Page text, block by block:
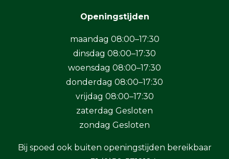
Openingstijden
maandag 08:00–17:30
dinsdag 08:00–17:30
woensdag 08:00–17:30
donderdag 08:00–17:30
vrijdag 08:00–17:30
zaterdag Gesloten
zondag Gesloten
Bij spoed ook buiten openingstijden bereikbaar